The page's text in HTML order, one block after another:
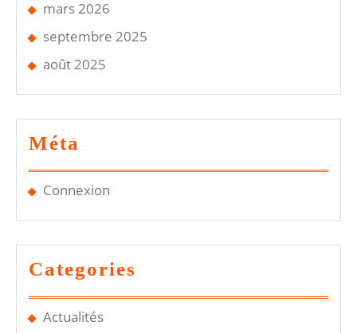
mars 2026
septembre 2025
août 2025
Méta
Connexion
Categories
Actualités